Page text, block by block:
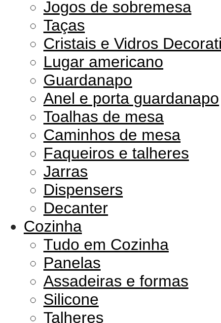
Jogos de sobremesa
Taças
Cristais e Vidros
Lugar americano
Guardanapo
Anel e porta guardanapo
Toalhas de mesa
Caminhos de mesa
Faqueiros e talheres
Jarras
Dispensers
Decanter
Cozinha
Tudo em Cozinha
Panelas
Assadeiras e formas
Silicone
Talheres